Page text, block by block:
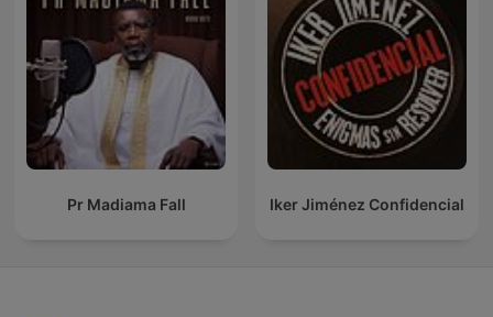
Pr Madiama Fall Iker Jiménez Confidencial